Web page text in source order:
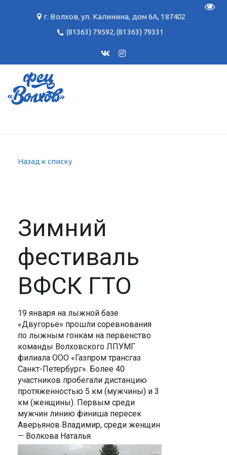
г. Волхов,ул. Калинина, дом 6А, 187402
(81363) 79592,(81363) 79331
Назад к списку
Зимний
фестиваль
ВФСК ГТО
19 января на лыжной базе
«Двугорье» прошли соревнования
по лыжным гонкам на первенство
команды Волховского ЛПУМГ
филиала ООО «Газпром трансгаз
Санкт-Петербург». Более 40
участников пробегали дистанцию
протяженностью 5 км (мужчины) и 3
км (женщины). Первым среди
мужчин линию финиша пересек
Аверьянов Владимир, среди женщин
— Волкова Наталья.